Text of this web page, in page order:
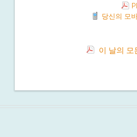
당신의 모
이 날의 모